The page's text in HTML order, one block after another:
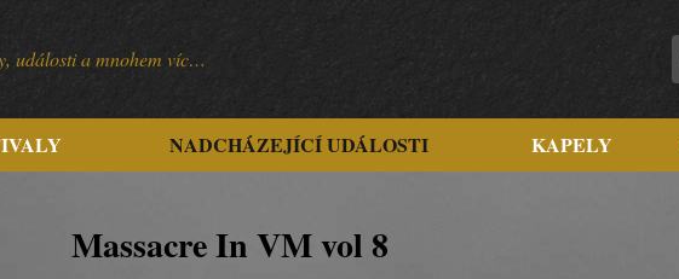
události a mnohem víc…
NADCHÁZEJÍCÍ UDÁLOSTI KAPELY
Massacre In VM vol 8